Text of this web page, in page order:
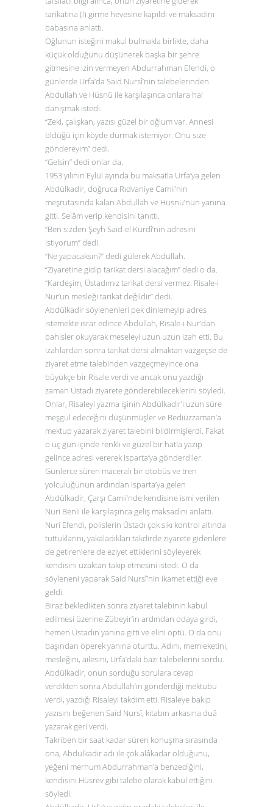
tarikatına (!) girme hevesine kapıldı ve maksadını
babasına anlattı.
Oğlunun isteğini makul bulmakla birlikte, daha
küçük olduğunu düşünerek başka bir şehre
gitmesine izin vermeyen Abdurrahman Efendi, o
günlerde Urfa’da Said Nursî’nin talebelerinden
Abdullah ve Hüsnü ile karşılaşınca onlara hal
danışmak istedi.
“Zeki, çalışkan, yazısı güzel bir oğlum var. Annesi
öldüğü için köyde durmak istemiyor. Onu size
göndereyim” dedi.
“Gelsin” dedi onlar da.
1953 yılının Eylül ayında bu maksatla Urfa’ya gelen
Abdülkadir, doğruca Rıdvaniye Camii’nin
meşrutasında kalan Abdullah ve Hüsnü’nün yanına
gitti. Selâm verip kendisini tanıttı.
“Ben sizden Şeyh Said-el Kürdî’nin adresini
istiyorum” dedi.
“Ne yapacaksın?” dedi gülerek Abdullah.
“Ziyaretine gidip tarikat dersi alacağım” dedi o da.
“Kardeşim, Üstadımız tarikat dersi vermez. Risale-i
Nur’un mesleği tarikat değildir” dedi.
Abdülkadir söylenenleri pek dinlemeyip adres
istemekte ısrar edince Abdullah, Risale-i Nur’dan
bahisler okuyarak meseleyi uzun uzun izah etti. Bu
izahlardan sonra tarikat dersi almaktan vazgeçse de
ziyaret etme talebinden vazgeçmeyince ona
büyükçe bir Risale verdi ve ancak onu yazdığı
zaman Üstadı ziyarete gönderebileceklerini söyledi.
Onlar, Risaleyi yazma işinin Abdülkadir’i uzun süre
meşgul edeceğini düşünmüşler ve Bediüzzaman’a
mektup yazarak ziyaret talebini bildirmişlerdi. Fakat
o üç gün içinde renkli ve güzel bir hatla yazıp
gelince adresi vererek Isparta’ya gönderdiler.
Günlerce süren maceralı bir otobüs ve tren
yolculuğunun ardından Isparta’ya gelen
Abdülkadir, Çarşı Camii’nde kendisine ismi verilen
Nuri Benli ile karşılaşınca geliş maksadını anlattı.
Nuri Efendi, polislerin Üstadı çok sıkı kontrol altında
tuttuklarını, yakaladıkları takdirde ziyarete gidenlere
de getirenlere de eziyet ettiklerini söyleyerek
kendisini uzaktan takip etmesini istedi. O da
söyleneni yaparak Said Nursî’nin ikamet ettiği eve
geldi.
Biraz bekledikten sonra ziyaret talebinin kabul
edilmesi üzerine Zübeyir’in ardından odaya girdi,
hemen Üstadın yanına gitti ve elini öptü. O da onu
başından öperek yanına oturttu. Adını, memleketini,
mesleğini, ailesini, Urfa’daki bazı talebelerini sordu.
Abdülkadir, onun sorduğu sorulara cevap
verdikten sonra Abdullah’ın gönderdiği mektubu
verdi, yazdığı Risaleyi takdim etti. Risaleye bakıp
yazısını beğenen Said Nursî, kitabın arkasına duâ
yazarak geri verdi.
Takriben bir saat kadar süren konuşma sırasında
ona, Abdülkadir adı ile çok alâkadar olduğunu,
yeğeni merhum Abdurrahman’a benzediğini,
kendisini Hüsrev gibi talebe olarak kabul ettiğini
söyledi.